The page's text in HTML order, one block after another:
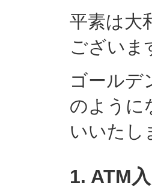
平素は大
ございま
ゴールデ
のように
いいたし
1. ATM